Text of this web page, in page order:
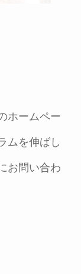
ホームペー
ムを伸ばし
お問い合わ